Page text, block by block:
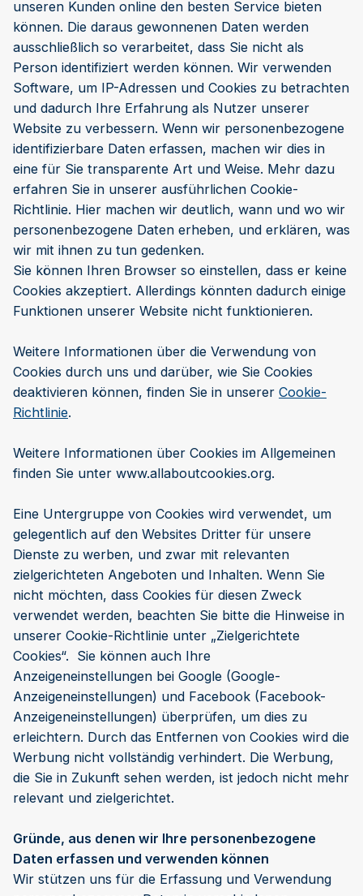
unseren Kunden online den besten Service bieten
können. Die daraus gewonnenen Daten werden
ausschließlich so verarbeitet, dass Sie nicht als
Person identifiziert werden können. Wir verwenden
Software, um IP-Adressen und Cookies zu betrachten
und dadurch Ihre Erfahrung als Nutzer unserer
Website zu verbessern. Wenn wir personenbezogene
identifizierbare Daten erfassen, machen wir dies in
eine für Sie transparente Art und Weise. Mehr dazu
erfahren Sie in unserer ausführlichen Cookie-
Richtlinie. Hier machen wir deutlich, wann und wo wir
personenbezogene Daten erheben, und erklären, was
wir mit ihnen zu tun gedenken.
Sie können Ihren Browser so einstellen, dass er keine
Cookies akzeptiert. Allerdings könnten dadurch einige
Funktionen unserer Website nicht funktionieren.
Weitere Informationen über die Verwendung von
Cookies durch uns und darüber, wie Sie Cookies
deaktivieren können, finden Sie in unserer Cookie-
Richtlinie.
Weitere Informationen über Cookies im Allgemeinen
finden Sie unter www.allaboutcookies.org.
Eine Untergruppe von Cookies wird verwendet, um
gelegentlich auf den Websites Dritter für unsere
Dienste zu werben, und zwar mit relevanten
zielgerichteten Angeboten und Inhalten. Wenn Sie
nicht möchten, dass Cookies für diesen Zweck
verwendet werden, beachten Sie bitte die Hinweise in
unserer Cookie-Richtlinie unter „Zielgerichtete
Cookies“. Sie können auch Ihre
Anzeigeneinstellungen bei Google (Google-
Anzeigeneinstellungen) und Facebook (Facebook-
Anzeigeneinstellungen) überprüfen, um dies zu
erleichtern. Durch das Entfernen von Cookies wird die
Werbung nicht vollständig verhindert. Die Werbung,
die Sie in Zukunft sehen werden, ist jedoch nicht mehr
relevant und zielgerichtet.
Gründe, aus denen wir Ihre personenbezogene
Daten erfassen und verwenden können
Wir stützen uns für die Erfassung und Verwendung